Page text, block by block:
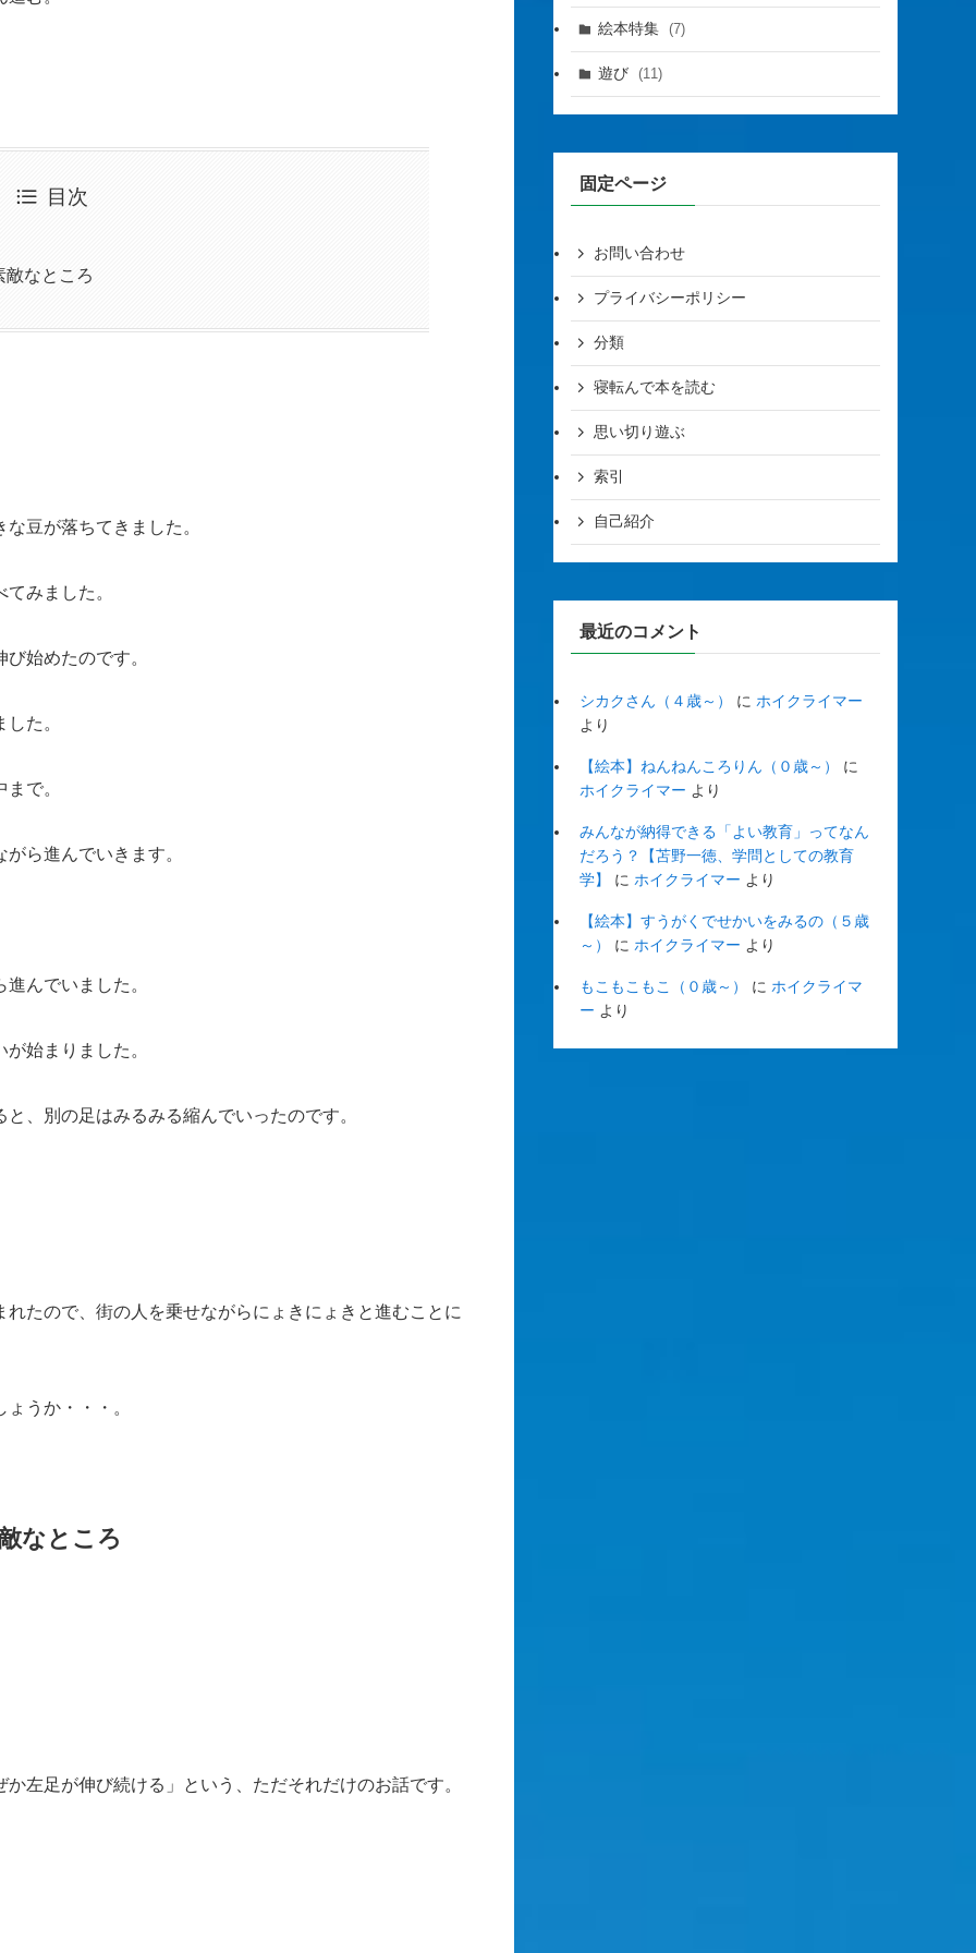
目次
敵なところ
豆が落ちてきました。
みました。
始めたのです。
た。
で。
ら進んでいきます。
んでいました。
始まりました。
、別の足はみるみる縮んでいったのです。
たので、街の人を乗せながらにょきにょきと進むことに
うか・・・。
なところ
左足が伸び続ける」という、ただそれだけのお話です。
絵本特集 (7)
遊び (11)
固定ページ
お問い合わせ
プライバシーポリシー
分類
寝転んで本を読む
思い切り遊ぶ
索引
自己紹介
最近のコメント
シカクさん（４歳～） に ホイクライマー
より
【絵本】ねんねんころりん（０歳～）
に
ホイクライマー より
みんなが納得できる「よい教育」ってなん
だろう？【苫野一徳、学問としての教育
学】
に ホイクライマー より
【絵本】すうがくでせかいをみるの（５歳
～）
に ホイクライマー より
もこもこもこ（０歳～） に ホイクライマ
ー より